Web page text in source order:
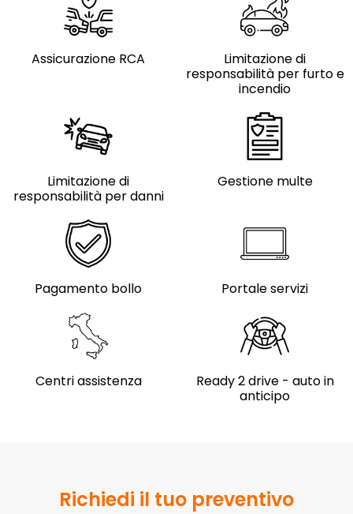
Assicurazione RCA
Limitazione di
responsabilità per furto e
incendio
Limitazione di
responsabilità per danni
Gestione multe
Pagamento bollo Portale servizi
Centri assistenza
Ready 2 drive - auto in
anticipo
Richiedi il tuo preventivo